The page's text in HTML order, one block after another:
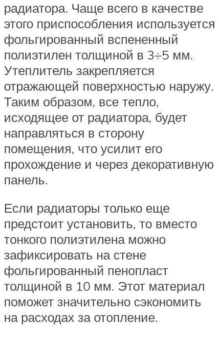
радиатора. Чаще всего в качестве
этого приспособления используется
фольгированный вспененный
полиэтилен толщиной в 3÷5 мм.
Утеплитель закрепляется
отражающей поверхностью наружу.
Таким образом, все тепло,
исходящее от радиатора, будет
направляться в сторону
помещения, что усилит его
прохождение и через декоративную
панель.
Если радиаторы только еще
предстоит установить, то вместо
тонкого полиэтилена можно
зафиксировать на стене
фольгированный пенопласт
толщиной в 10 мм. Этот материал
поможет значительно сэкономить
на расходах за отопление.